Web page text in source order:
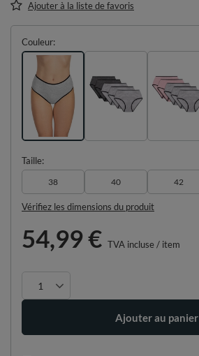
Ajouter à la liste de favoris
Couleur
Taille
38 40 42
Vérifiez les dimensions du produit
54,99 € TVA incluse/ item
Ajouter au panier